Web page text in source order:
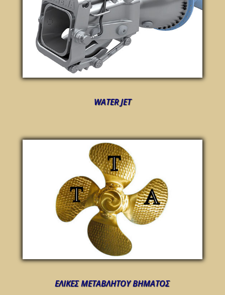
WATER JET
ΕΛΙΚΕΣ ΜΕΤΑΒΛΗΤΟΥ ΒΗΜΑΤΟΣ